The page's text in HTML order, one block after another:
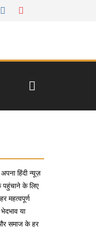
हिंदी न्यूज़
पहुंचाने के लिए
महत्वपूर्ण
या
समाज के हर